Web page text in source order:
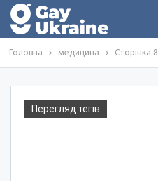
Головна медицина Сторінка 8
Перегляд тегів